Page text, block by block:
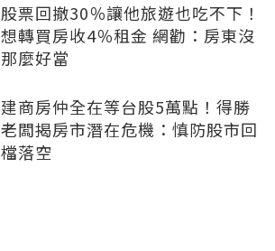
股票回撤30％讓他旅遊也吃不下！
想轉買房收4％租金 網勸：房東沒
那麼好當
建商房仲全在等台股5萬點！得勝
老闆揭房市潛在危機：慎防股市回
檔落空